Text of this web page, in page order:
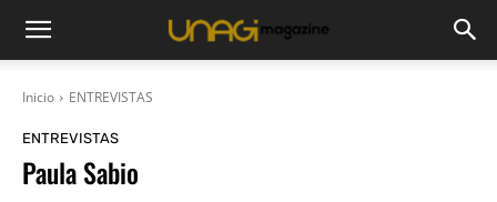
Inicio ENTREVISTAS
ENTREVISTAS
Paula Sabio